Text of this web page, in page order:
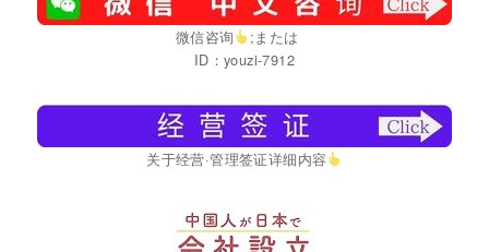
微信咨询
;または
ID：youzi-7912
关于经营·管理签证详细内容